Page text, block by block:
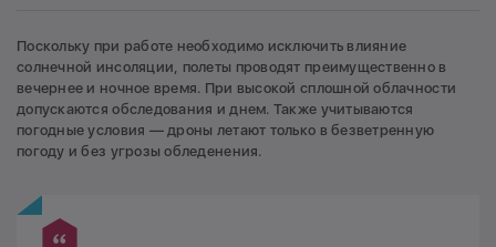
Поскольку при работе необходимо исключить влияние
солнечной инсоляции, полеты проводят преимущественно в
вечернее и ночное время. При высокой сплошной облачности
допускаются обследования и днем. Также учитываются
погодные условия — дроны летают только в безветренную
погоду и без угрозы обледенения.